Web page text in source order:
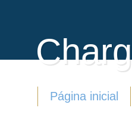
Página inicial